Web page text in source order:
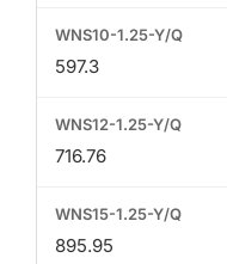
597.3
716.76
895.95